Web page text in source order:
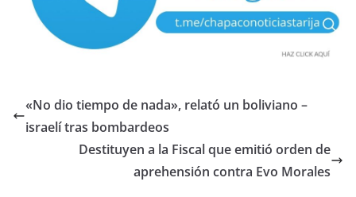
«No dio tiempo de nada», relató un boliviano –
israelí tras bombardeos
Destituyen a la Fiscal que emitió orden de
aprehensión contra Evo Morales